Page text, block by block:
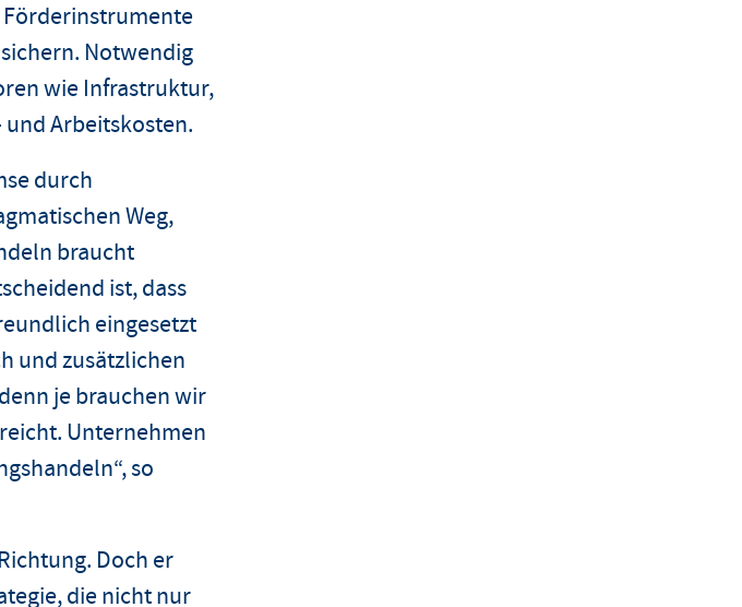
Förderinstrumente
Notwendig
wie Infrastruktur,
Arbeitskosten.
durch
Weg,
braucht
ist, dass
eingesetzt
und zusätzlichen
je brauchen wir
Unternehmen
so
Doch er
die nicht nur